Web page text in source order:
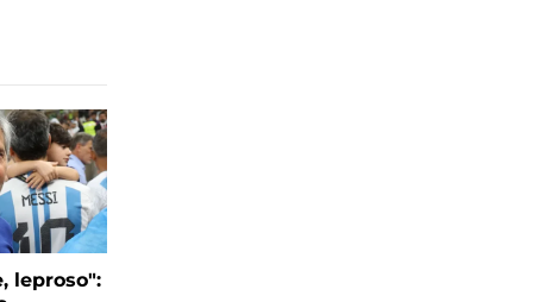
leproso":